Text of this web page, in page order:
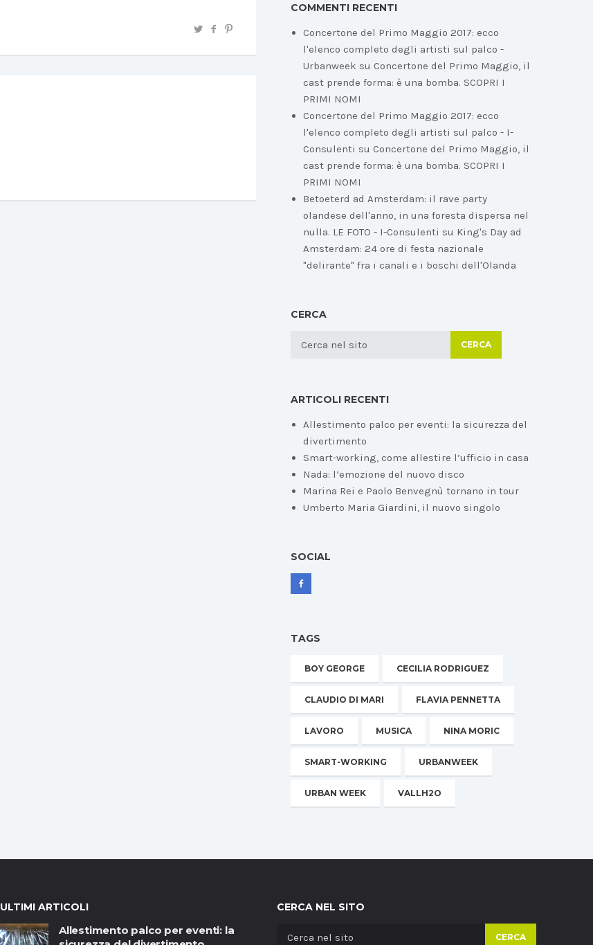
COMMENTI RECENTI
Concertone del Primo Maggio 2017: ecco
l'elenco completo degli artisti sul palco -
Urbanweek su Concertone del Primo Maggio, il
cast prende forma: è una bomba. SCOPRI I
PRIMI NOMI
Concertone del Primo Maggio 2017: ecco
l'elenco completo degli artisti sul palco - I-
Consulenti su Concertone del Primo Maggio, il
cast prende forma: è una bomba. SCOPRI I
PRIMI NOMI
Betoeterd ad Amsterdam: il rave party
olandese dell'anno, in una foresta dispersa nel
nulla. LE FOTO - I-Consulenti su King's Day ad
Amsterdam: 24 ore di festa nazionale
"delirante" fra i canali e i boschi dell'Olanda
CERCA
CERCA
ARTICOLI RECENTI
Allestimento palco per eventi: la sicurezza del
divertimento
Smart-working, come allestire l’ufficio in casa
Nada: l’emozione del nuovo disco
Marina Rei e Paolo Benvegnù tornano in tour
Umberto Maria Giardini, il nuovo singolo
SOCIAL
TAGS
BOY GEORGE CECILIA RODRIGUEZ
CLAUDIO DI MARI FLAVIA PENNETTA
LAVORO MUSICA NINA MORIC
SMART-WORKING URBANWEEK
URBAN WEEK VALLH2O
ULTIMI ARTICOLI
Allestimento palco per eventi: la
CERCA NEL SITO
CERCA